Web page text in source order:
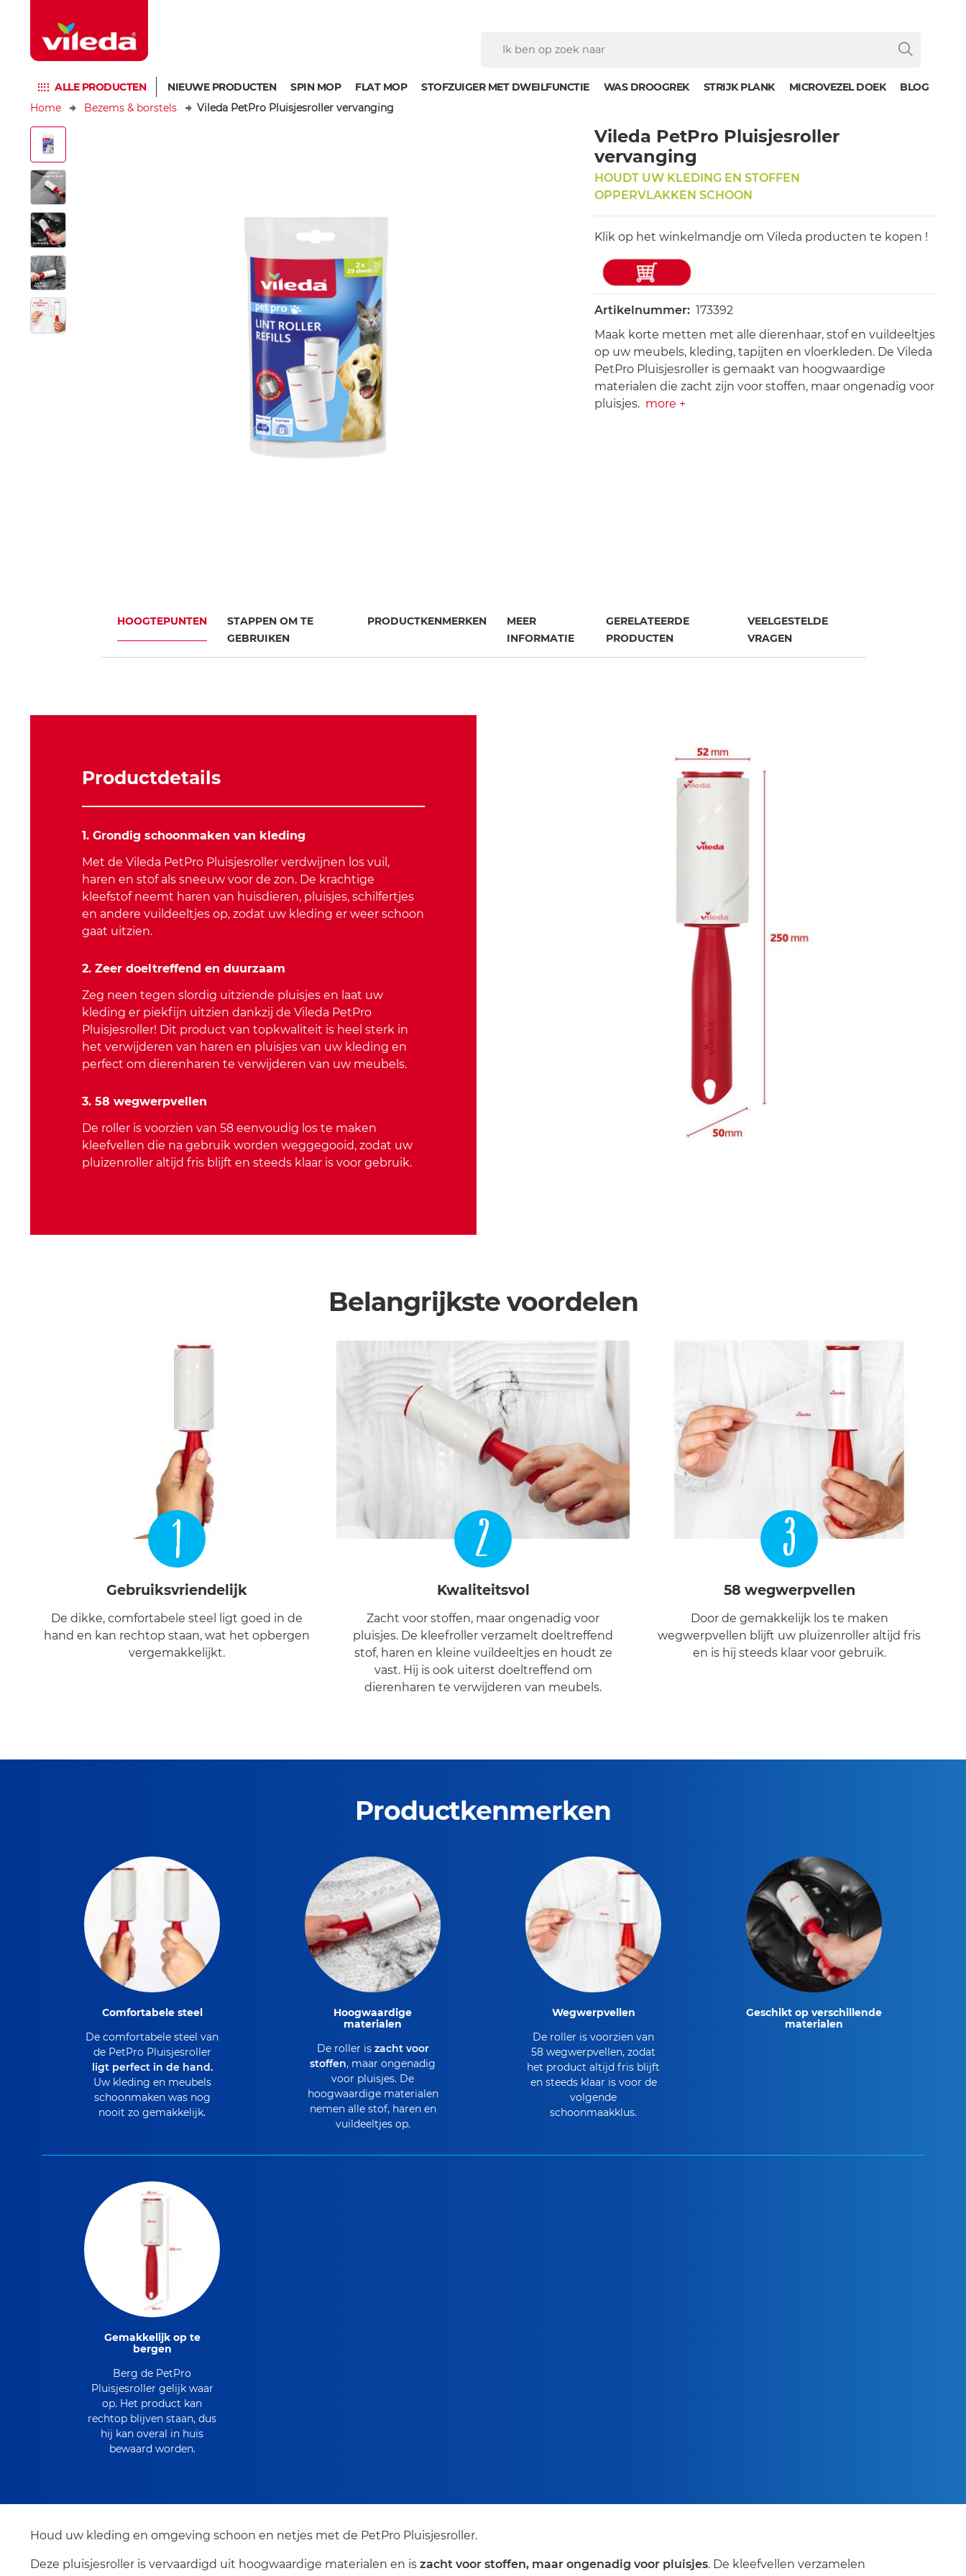
ALLE PRODUCTEN NIEUWE PRODUCTEN SPIN MOP FLAT MOP STOFZUIGER MET DWEILFUNCTIE WAS DROOGREK STRIJK PLANK MICROVEZEL DOEK
BLOG
Home
Bezems & borstels Vileda PetPro Pluisjesroller vervanging
Vileda PetPro Pluisjesroller
vervanging
HOUDT UW KLEDING EN STOFFEN
OPPERVLAKKEN SCHOON
Klik op het winkelmandje om Vileda producten te kopen !
Artikelnummer:173392
Maak korte metten met alle dierenhaar, stof en vuildeeltjes
op uw meubels, kleding, tapijten en vloerkleden. De Vileda
PetPro Pluisjesroller is gemaakt van hoogwaardige
materialen die zacht zijn voor stoffen, maar ongenadig voor
pluisjes. more +
HOOGTEPUNTEN
STAPPEN OM TE
GEBRUIKEN
PRODUCTKENMERKEN
MEER
INFORMATIE
GERELATEERDE
PRODUCTEN
VEELGESTELDE
VRAGEN
Productdetails
1. Grondig schoonmaken van kleding
Met de Vileda PetPro Pluisjesroller verdwijnen los vuil,
haren en stof als sneeuw voor de zon. De krachtige
kleefstof neemt haren van huisdieren, pluisjes, schilfertjes
en andere vuildeeltjes op, zodat uw kleding er weer schoon
gaat uitzien.
2. Zeer doeltreffend en duurzaam
Zeg neen tegen slordig uitziende pluisjes en laat uw
kleding er piekfijn uitzien dankzij de Vileda PetPro
Pluisjesroller! Dit product van topkwaliteit is heel sterk in
het verwijderen van haren en pluisjes van uw kleding en
perfect om dierenharen te verwijderen van uw meubels.
3. 58 wegwerpvellen
De roller is voorzien van 58 eenvoudig los te maken
kleefvellen die na gebruik worden weggegooid, zodat uw
pluizenroller altijd fris blijft en steeds klaar is voor gebruik.
Belangrijkste voordelen
1
Gebruiksvriendelijk
De dikke, comfortabele steel ligt goed in de
hand en kan rechtop staan, wat het opbergen
vergemakkelijkt.
2
Kwaliteitsvol
Zacht voor stoffen, maar ongenadig voor
pluisjes. De kleefroller verzamelt doeltreffend
stof, haren en kleine vuildeeltjes en houdt ze
vast. Hij is ook uiterst doeltreffend om
dierenharen te verwijderen van meubels.
3
58 wegwerpvellen
Door de gemakkelijk los te maken
wegwerpvellen blijft uw pluizenroller altijd fris
en is hij steeds klaar voor gebruik.
Productkenmerken
Comfortabele steel
De comfortabele steel van
de PetPro Pluisjesroller
ligt perfect in de hand.
Uw kleding en meubels
schoonmaken was nog
nooit zo gemakkelijk.
Hoogwaardige
materialen
De roller is zacht voor
stoffen, maar ongenadig
voor pluisjes. De
hoogwaardige materialen
nemen alle stof, haren en
vuildeeltjes op.
Wegwerpvellen
De roller is voorzien van
58 wegwerpvellen, zodat
het product altijd fris blijft
en steeds klaar is voor de
volgende
schoonmaakklus.
Geschikt op verschillende
materialen
Gemakkelijk op te
bergen
Berg de PetPro
Pluisjesroller gelijk waar
op. Het product kan
rechtop blijven staan, dus
hij kan overal in huis
bewaard worden.
Houd uw kleding en omgeving schoon en netjes met de PetPro Pluisjesroller.
Deze pluisjesroller is vervaardigd uit hoogwaardige materialen en is zacht voor stoffen, maar ongenadig voor pluisjes. De kleefvellen verzamelen